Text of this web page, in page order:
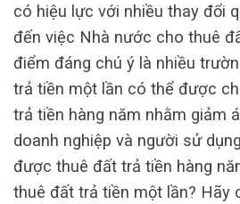
có hiệu lực với nhiều thay đổi
đến việc Nhà nước cho thuê
điểm đáng chú ý là nhiều
trả tiền một lần có thể được
trả tiền hàng năm nhằm giảm
doanh nghiệp và người sử
được thuê đất trả tiền hàng
thuê đất trả tiền một lần? Hãy